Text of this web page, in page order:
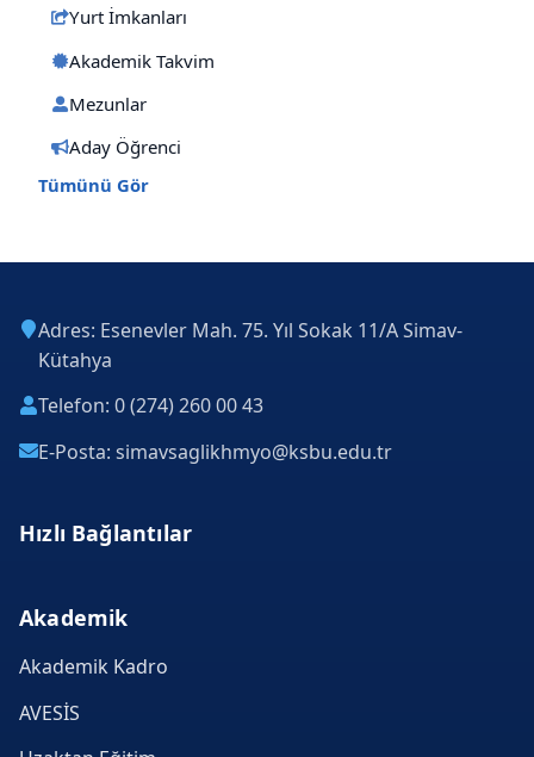
Yurt İmkanları
Akademik Takvim
Mezunlar
Aday Öğrenci
Tümünü Gör
Adres: Esenevler Mah. 75. Yıl Sokak 11/A Simav-
Kütahya
Telefon: 0 (274) 260 00 43
E-Posta: simavsaglikhmyo@ksbu.edu.tr
Hızlı Bağlantılar
Akademik
Akademik Kadro
AVESİS